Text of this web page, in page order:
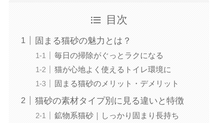
目次
固まる猫砂の魅力とは？
毎日の掃除がぐっとラクになる
猫が心地よく使えるトイレ環境に
固まる猫砂のメリット・デメリット
猫砂の素材タイプ別に見る違いと特徴
鉱物系猫砂｜しっかり固まり長持ち